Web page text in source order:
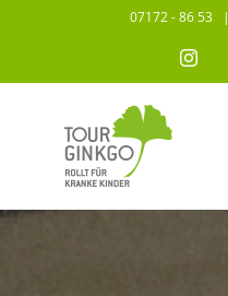
07172 - 86 53 |